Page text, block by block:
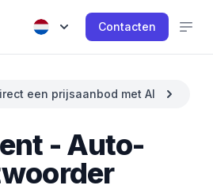
Contacten
een prijsaanbod met AI
- Auto-